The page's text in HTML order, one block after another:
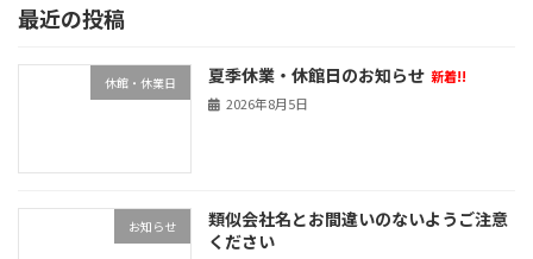
最近の投稿
休館・休業日 夏季休業・休館日のお知らせ 新着!!
2026年8月5日
お知らせ
類似会社名とお間違いのないようご注意
ください